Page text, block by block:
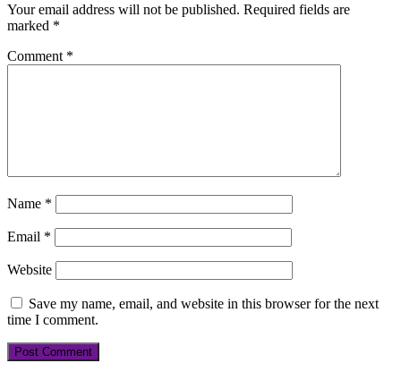
Your email address will not be published. Required fields are
marked *
Comment *
Name *
Email *
Website
Save my name, email, and website in this browser for the next
time I comment.